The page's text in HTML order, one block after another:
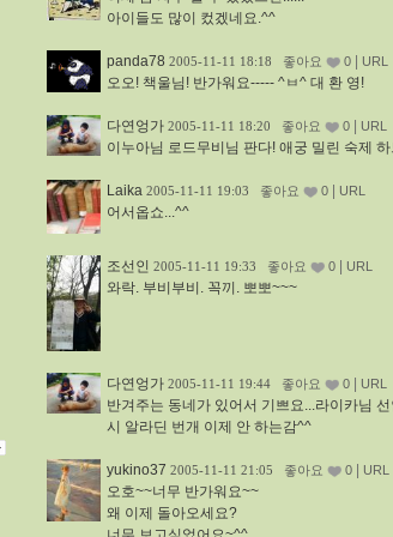
아이들도 많이 컸겠네요.^^
panda78 2005-11-11 18:18 좋아요 0 URL
오오! 책울님! 반가워요----- ^ㅂ^ 대 환 영!
다연엉가 2005-11-11 18:20 좋아요 0 URL
이누아님 로드무비님 판다! 애궁 밀린 숙제
Laika 2005-11-11 19:03 좋아요 0 URL
어서옵쇼...^^
조선인 2005-11-11 19:33 좋아요 0 URL
와락. 부비부비. 꼭끼. 뽀뽀~~~
다연엉가 2005-11-11 19:44 좋아요 0 URL
반겨주는 동네가 있어서 기쁘요...라이카님
시 알라딘 번개 이제 안 하는감^^
yukino37 2005-11-11 21:05 좋아요 0 URL
오호~~너무 반가워요~~
왜 이제 돌아오세요?